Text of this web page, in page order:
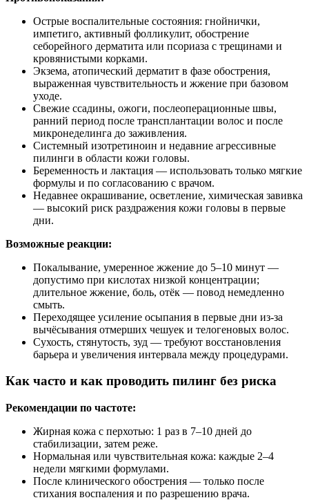
Острые воспалительные состояния: гнойнички,
импетиго, активный фолликулит, обострение
себорейного дерматита или псориаза с трещинами и
кровянистыми корками.
Экзема, атопический дерматит в фазе обострения,
выраженная чувствительность и жжение при базовом
уходе.
Свежие ссадины, ожоги, послеоперационные швы,
ранний период после трансплантации волос и после
микронеделинга до заживления.
Системный изотретиноин и недавние агрессивные
пилинги в области кожи головы.
Беременность и лактация — использовать только мягкие
формулы и по согласованию с врачом.
Недавнее окрашивание, осветление, химическая завивка
— высокий риск раздражения кожи головы в первые
дни.
Возможные реакции:
Покалывание, умеренное жжение до 5–10 минут —
допустимо при кислотах низкой концентрации;
длительное жжение, боль, отёк — повод немедленно
смыть.
Переходящее усиление осыпания в первые дни из‑за
вычёсывания отмерших чешуек и телогеновых волос.
Сухость, стянутость, зуд — требуют восстановления
барьера и увеличения интервала между процедурами.
Как часто и как проводить пилинг без риска
Рекомендации по частоте:
Жирная кожа с перхотью: 1 раз в 7–10 дней до
стабилизации, затем реже.
Нормальная или чувствительная кожа: каждые 2–4
недели мягкими формулами.
После клинического обострения — только после
стихания воспаления и по разрешению врача.